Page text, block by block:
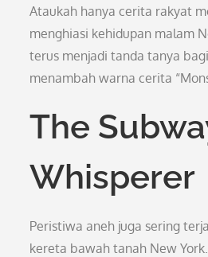
Ataukah hanya cerita rakyat
menghiasi kehidupan malam
terus menjadi tanda tanya
menambah warna cerita
The
Whisperer
Peristiwa aneh juga sering
kereta bawah tanah New